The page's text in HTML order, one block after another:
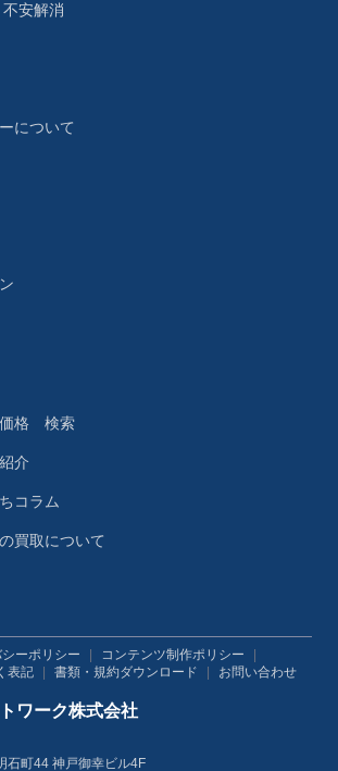
安解消
について
価格 検索
介
コラム
買取について
ーポリシー コンテンツ制作ポリシー
表記
書類・規約ダウンロード お問い合わせ
ワーク株式会社
石町44 神戸御幸ビル4F